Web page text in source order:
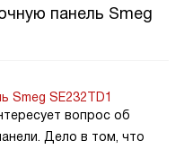
панель Smeg
Smeg SE232TD1
вопрос об
Дело в том, что